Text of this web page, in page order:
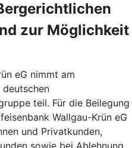
zur Möglichkeit
eG nimmt am
teil. Für die Beilegung
Wallgau-Krün eG
und Privatkunden,
sowie bei Ablehnung